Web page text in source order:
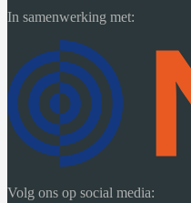
In samenwerking met:
Volg ons op social media: